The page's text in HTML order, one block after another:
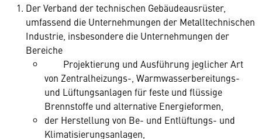
Der Verband der technischen Gebäudeausrüster,
umfassend die Unternehmungen der Metalltechnischen
Industrie, insbesondere die Unternehmungen der
Bereiche
Projektierung und Ausführung jeglicher Art
von Zentralheizungs-, Warmwasserbereitungs-
und Lüftungsanlagen für feste und flüssige
Brennstoffe und alternative Energieformen,
der Herstellung von Be- und Entlüftungs- und
Klimatisierungsanlagen,